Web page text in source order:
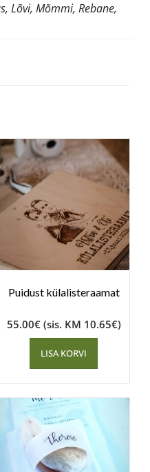
Lõvi, Mõmmi, Rebane,
Puidust külalisteraamat
55.00€ (sis. KM 10.65€)
LISA KORVI